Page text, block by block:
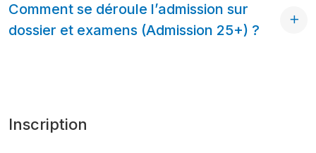
Comment se déroule l’admission sur
dossier et examens (Admission 25+) ?
Inscription